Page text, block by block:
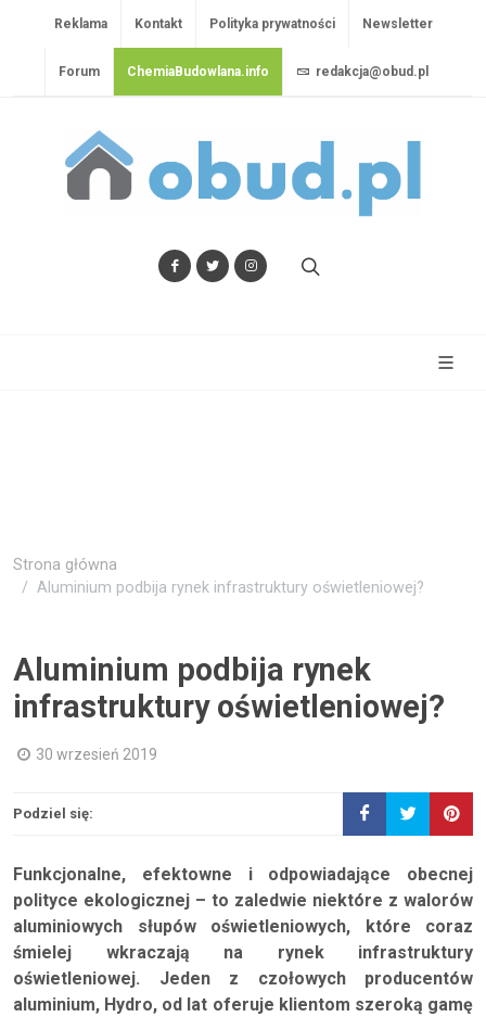
Reklama Kontakt Polityka prywatności Newsletter
Forum ChemiaBudowlana.info redakcja@obud.pl
Strona główna
Aluminium podbija rynek infrastruktury oświetleniowej?
Aluminium podbija rynek
infrastruktury oświetleniowej?
30 wrzesień 2019
Podziel się:
Funkcjonalne, efektowne i odpowiadające obecnej
polityce ekologicznej – to zaledwie niektóre z walorów
aluminiowych słupów oświetleniowych, które coraz
śmielej wkraczają na rynek infrastruktury
oświetleniowej. Jeden z czołowych producentów
aluminium, Hydro, od lat oferuje klientom szeroką gamę